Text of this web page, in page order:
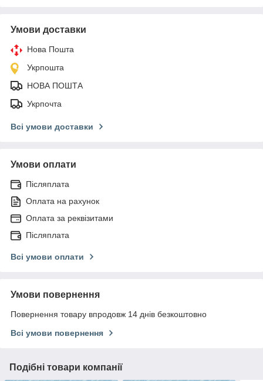
Умови доставки
Нова Пошта
Укрпошта
НОВА ПОШТА
Укрпочта
Всі умови доставки
Умови оплати
Післяплата
Оплата на рахунок
Оплата за реквізитами
Післяплата
Всі умови оплати
Умови повернення
Повернення товару впродовж 14 днів безкоштовно
Всі умови повернення
Подібні товари компанії